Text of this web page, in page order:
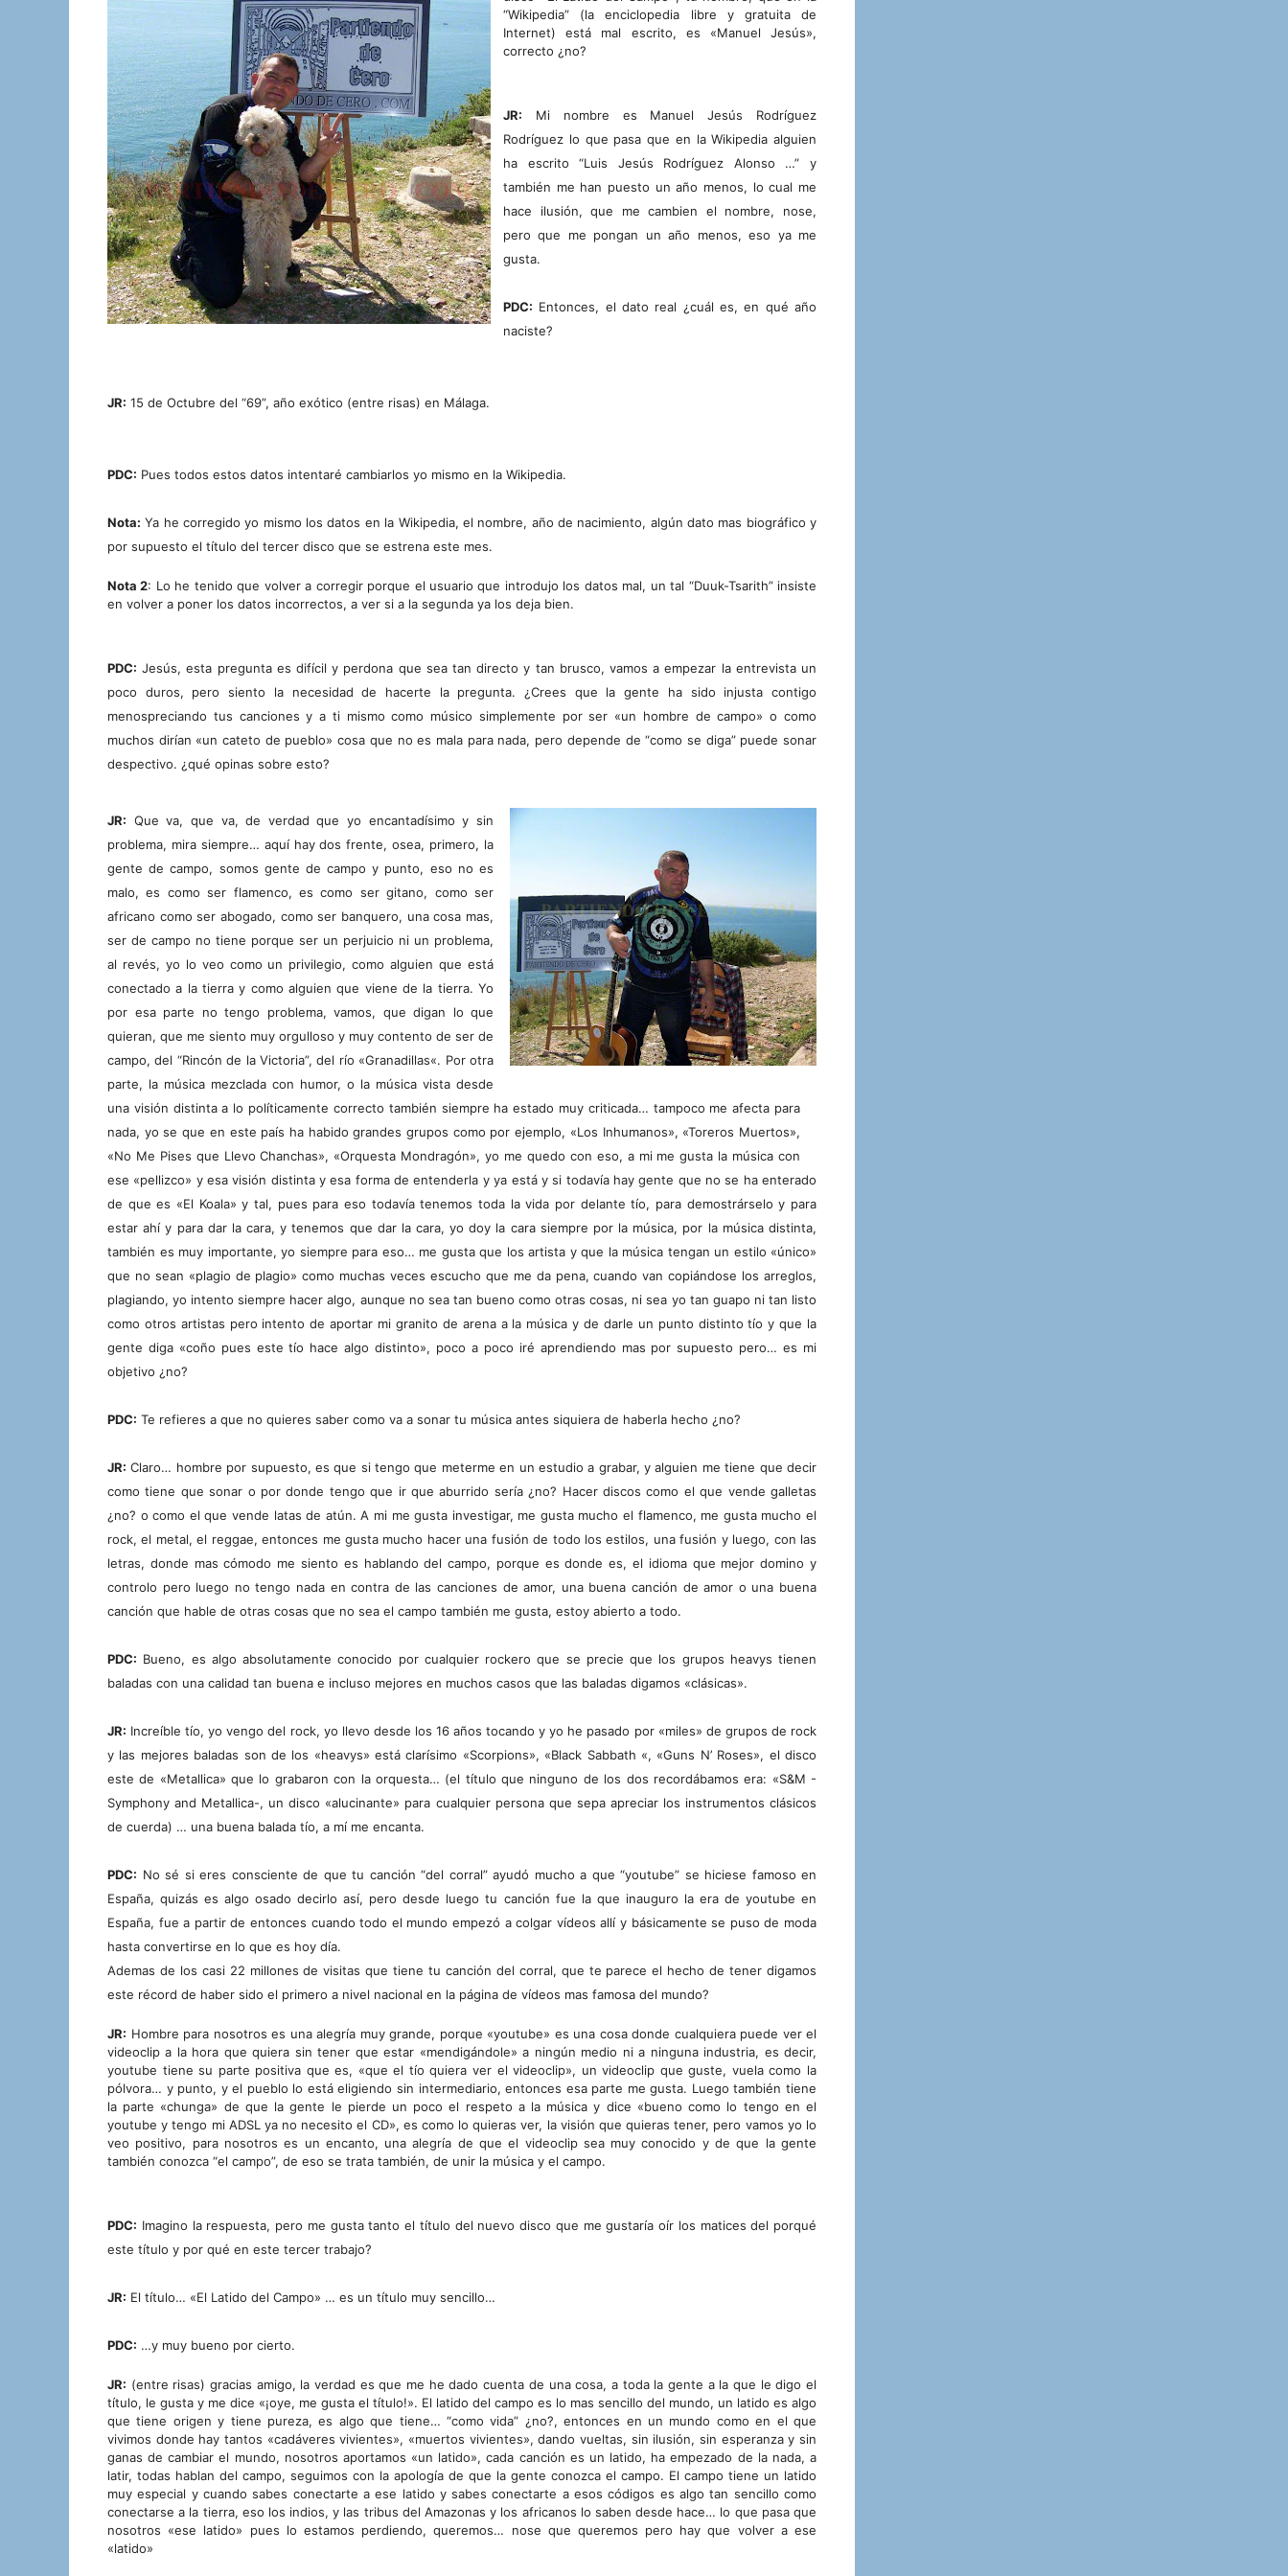
“Wikipedia” (la enciclopedia libre y gratuita de
Internet) está mal escrito, es «Manuel Jesús»,
correcto ¿no?
JR: Mi nombre es Manuel Jesús Rodríguez
Rodríguez lo que pasa que en la Wikipedia alguien
ha escrito “Luis Jesús Rodríguez Alonso …” y
también me han puesto un año menos, lo cual me
hace ilusión, que me cambien el nombre, nose,
pero que me pongan un año menos, eso ya me
gusta.
PDC: Entonces, el dato real ¿cuál es, en qué año
naciste?
JR: 15 de Octubre del “69”, año exótico (entre risas) en Málaga.
PDC: Pues todos estos datos intentaré cambiarlos yo mismo en la Wikipedia.
Nota: Ya he corregido yo mismo los datos en la Wikipedia, el nombre, año de nacimiento, algún dato mas biográfico y
por supuesto el título del tercer disco que se estrena este mes.
Nota 2: Lo he tenido que volver a corregir porque el usuario que introdujo los datos mal, un tal “Duuk-Tsarith” insiste
en volver a poner los datos incorrectos, a ver si a la segunda ya los deja bien.
PDC: Jesús, esta pregunta es difícil y perdona que sea tan directo y tan brusco, vamos a empezar la entrevista un
poco duros, pero siento la necesidad de hacerte la pregunta. ¿Crees que la gente ha sido injusta contigo
menospreciando tus canciones y a ti mismo como músico simplemente por ser «un hombre de campo» o como
muchos dirían «un cateto de pueblo» cosa que no es mala para nada, pero depende de “como se diga” puede sonar
despectivo. ¿qué opinas sobre esto?
JR: Que va, que va, de verdad que yo encantadísimo y sin
problema, mira siempre… aquí hay dos frente,osea, primero, la
gente de campo, somos gente de campo y punto, eso no es
malo, es como ser flamenco, es como ser gitano, como ser
africano como ser abogado, como ser banquero, una cosa mas,
ser de campo no tiene porque ser un perjuicio ni un problema,
al revés, yo lo veo como un privilegio, como alguien que está
conectado a la tierra y como alguien que viene de la tierra. Yo
por esa parte no tengo problema, vamos, que digan lo que
quieran, que me siento muy orgulloso y muy contento de ser de
campo, del “Rincón de la Victoria”, del río «Granadillas«. Por otra
parte, la música mezclada con humor, o la música vista desde
una visión distinta a lo políticamente correcto también siempre ha estado muy criticada… tampoco me afecta para
nada, yo se que en este país ha habido grandes grupos como por ejemplo, «Los Inhumanos», «Toreros Muertos»,
«No Me Pises que Llevo Chanchas», «Orquesta Mondragón», yo me quedo con eso, a mi me gusta la música con
ese «pellizco» y esa visión distinta y esa forma de entenderla y ya está y si todavía hay gente que no se ha enterado
de que es «El Koala» y tal, pues para eso todavía tenemos toda la vida por delante tío, para demostrárselo y para
estar ahí y para dar la cara, y tenemos que dar la cara, yo doy la cara siempre por la música, por la música distinta,
también es muy importante, yo siempre para eso… me gusta que los artista y que la música tengan un estilo «único»
que no sean «plagio de plagio» como muchas veces escucho que me da pena, cuando van copiándose los arreglos,
plagiando, yo intento siempre hacer algo, aunque no sea tan bueno como otras cosas, ni sea yo tan guapo ni tan listo
como otros artistas pero intento de aportar mi granito de arena a la música y de darle un punto distinto tío y que la
gente diga «coño pues este tío hace algo distinto», poco a poco iré aprendiendo mas por supuesto pero… es mi
objetivo ¿no?
PDC: Te refieres a que no quieres saber como va a sonar tu música antes siquiera de haberla hecho ¿no?
JR: Claro… hombre por supuesto, es que si tengo que meterme en un estudio a grabar, y alguien me tiene que decir
como tiene que sonar o por donde tengo que ir que aburrido sería ¿no? Hacer discos como el que vende galletas
¿no? o como el que vende latas de atún. A mi me gusta investigar, me gusta mucho el flamenco, me gusta mucho el
rock, el metal, el reggae, entonces me gusta mucho hacer una fusión de todo los estilos, una fusión y luego, con las
letras, donde mas cómodo me siento es hablando del campo, porque es donde es, el idioma que mejor domino y
controlo pero luego no tengo nada en contra de las canciones de amor, una buena canción de amor o una buena
canción que hable de otras cosas que no sea el campo también me gusta, estoy abierto a todo.
PDC: Bueno, es algo absolutamente conocido por cualquier rockero que se precie que los grupos heavys tienen
baladas con una calidad tan buena e incluso mejores en muchos casos que las baladas digamos «clásicas».
JR: Increíble tío, yo vengo del rock, yo llevo desde los 16 años tocando y yo he pasado por «miles» de grupos de rock
y las mejores baladas son de los «heavys» está clarísimo «Scorpions», «Black Sabbath «, «Guns N’ Roses», el disco
este de «Metallica» que lo grabaron con la orquesta… (el título que ninguno de los dos recordábamos era: «S&M -
Symphony and Metallica-, un disco «alucinante» para cualquier persona que sepa apreciar los instrumentos clásicos
de cuerda) … una buena balada tío, a mí me encanta.
PDC: No sé si eres consciente de que tu canción “del corral” ayudó mucho a que “youtube” se hiciese famoso en
España, quizás es algo osado decirlo así, pero desde luego tu canción fue la que inauguro la era de youtube en
España, fue a partir de entonces cuando todo el mundo empezó a colgar vídeos allí y básicamente se puso de moda
hasta convertirse en lo que es hoy día.
Ademas de los casi 22 millones de visitas que tiene tu canción del corral, que te parece el hecho de tener digamos
este récord de haber sido el primero a nivel nacional en la página de vídeos mas famosa del mundo?
JR: Hombre para nosotros es una alegría muy grande, porque «youtube» es una cosa donde cualquiera puede ver el
videoclip a la hora que quiera sin tener que estar «mendigándole» a ningún medio ni a ninguna industria, es decir,
youtube tiene su parte positiva que es, «que el tío quiera ver el videoclip», un videoclip que guste, vuela como la
pólvora… y punto, y el pueblo lo está eligiendo sin intermediario, entonces esa parte me gusta. Luego también tiene
la parte «chunga» de que la gente le pierde un poco el respeto a la música y dice «bueno como lo tengo en el
youtube y tengo mi ADSL ya no necesito el CD», es como lo quieras ver, la visión que quieras tener, pero vamos yo lo
veo positivo, para nosotros es un encanto, una alegría de que el videoclip sea muy conocido y de que la gente
también conozca “el campo”, de eso se trata también, de unir la música y el campo.
PDC: Imagino la respuesta, pero me gusta tanto el título del nuevo disco que me gustaría oír los matices del porqué
este título y por qué en este tercer trabajo?
JR: El título… «El Latido del Campo» … es un título muy sencillo…
PDC: …y muy bueno por cierto.
JR: (entre risas) gracias amigo, la verdad es que me he dado cuenta de una cosa, a toda la gente a la que le digo el
título, le gusta y me dice «¡oye, me gusta el título!». El latido del campo es lo mas sencillo del mundo, un latido es algo
que tiene origen y tiene pureza, es algo que tiene… “como vida” ¿no?, entonces en un mundo como en el que
vivimos donde hay tantos «cadáveres vivientes», «muertos vivientes», dando vueltas, sin ilusión, sin esperanza y sin
ganas de cambiar el mundo, nosotros aportamos «un latido», cada canción es un latido, ha empezado de la nada, a
latir, todas hablan del campo, seguimos con la apología de que la gente conozca el campo. El campo tiene un latido
muy especial y cuando sabes conectarte a ese latido y sabes conectarte a esos códigos es algo tan sencillo como
conectarse a la tierra, eso los indios, y las tribus del Amazonas y los africanos lo saben desde hace… lo que pasa que
nosotros «ese latido» pues lo estamos perdiendo, queremos… nose que queremos pero hay que volver a ese
«latido»